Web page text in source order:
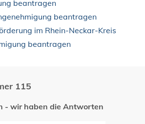
beantragen
beantragen
im Rhein-Neckar-Kreis
beantragen
115
- wir haben die Antworten